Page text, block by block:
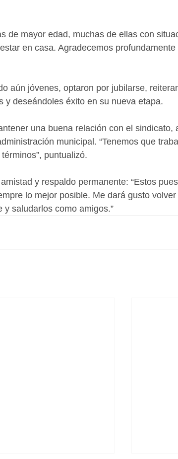
de mayor edad, muchas de ellas con
en casa. Agradecemos
aún jóvenes, optaron por jubilarse,
y deseándoles éxito en su nueva etapa.
una buena relación con el sindicato,
municipal. “Tenemos que
puntualizó.
y respaldo permanente: “Estos
lo mejor posible. Me dará gusto volver
saludarlos como amigos.”